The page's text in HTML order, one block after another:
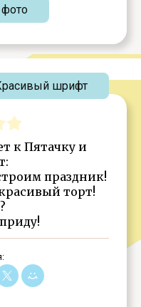
фото
к Пятачку и
праздник!
торт!
шрифт